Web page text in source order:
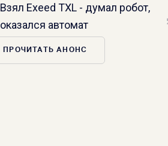
Взял Exeed TXL - думал робот,
оказался автомат
ПРОЧИТАТЬ АНОНС